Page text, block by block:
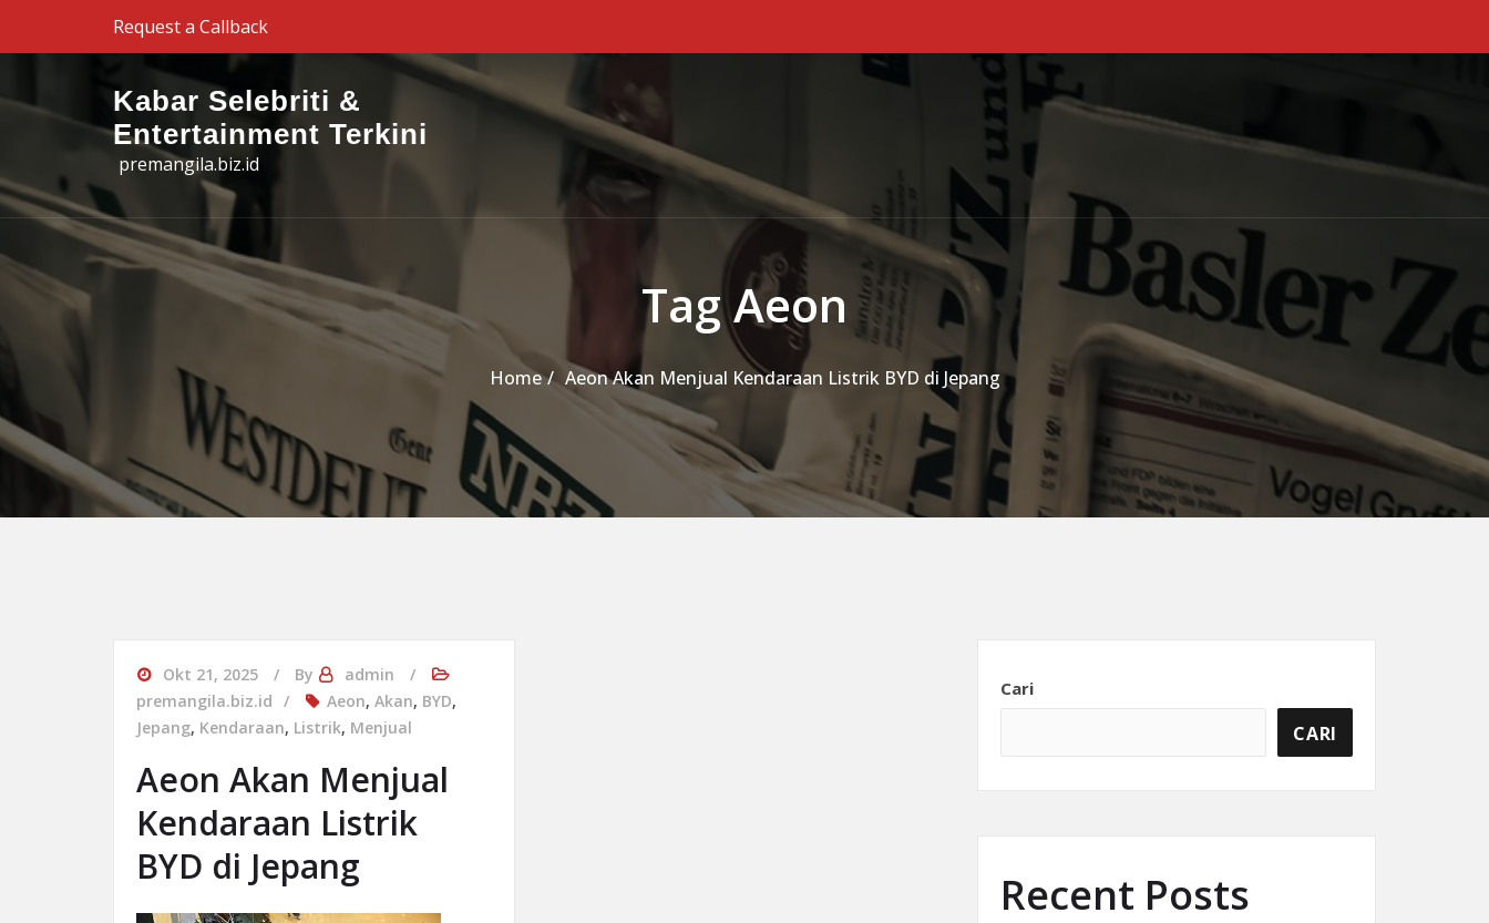
Skip to the contentRequest a Callback
Kabar Selebriti &
Entertainment Terkini
premangila.biz.id
Tag Aeon
Home Aeon Akan Menjual Kendaraan Listrik BYD di Jepang
Okt 21, 2025 By
admin
premangila.biz.id
Aeon, Akan, BYD,
Jepang, Kendaraan, Listrik, Menjual
Aeon Akan Menjual
Kendaraan Listrik
BYD di Jepang
Cari
CARI
Recent Posts